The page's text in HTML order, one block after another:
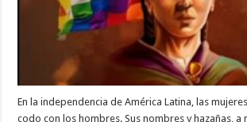
En la independencia de América Latina, las
codo con los hombres. Sus nombres y hazañas,